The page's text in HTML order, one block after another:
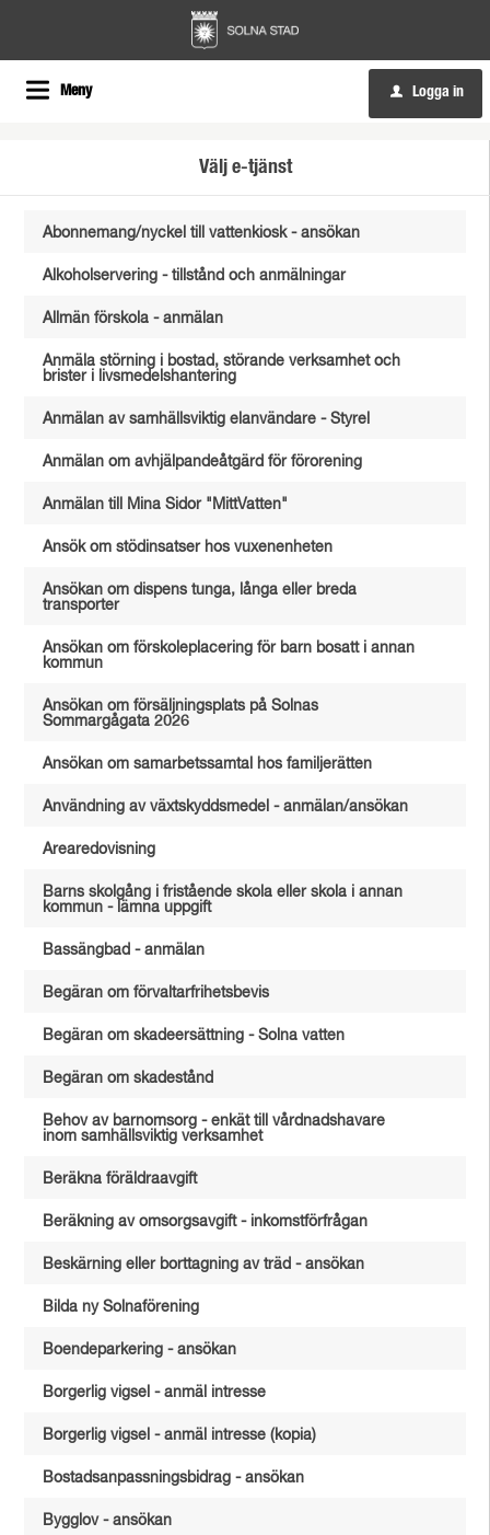
Meny u Logga in
Välj e-tjänst
Abonnemang/nyckel till vattenkiosk - ansökan
Alkoholservering - tillstånd och anmälningar
Allmän förskola - anmälan
Anmäla störning i bostad, störande verksamhet och
brister i livsmedelshantering
Anmälan av samhällsviktig elanvändare - Styrel
Anmälan om avhjälpandeåtgärd för förorening
Anmälan till Mina Sidor "MittVatten"
Ansök om stödinsatser hos vuxenenheten
Ansökan om dispens tunga, långa eller breda
transporter
Ansökan om förskoleplacering för barn bosatt i annan
kommun
Ansökan om försäljningsplats på Solnas
Sommargågata 2026
Ansökan om samarbetssamtal hos familjerätten
Användning av växtskyddsmedel - anmälan/ansökan
Arearedovisning
Barns skolgång i fristående skola eller skola i annan
kommun - lämna uppgift
Bassängbad - anmälan
Begäran om förvaltarfrihetsbevis
Begäran om skadeersättning - Solna vatten
Begäran om skadestånd
Behov av barnomsorg - enkät till vårdnadshavare
inom samhällsviktig verksamhet
Beräkna föräldraavgift
Beräkning av omsorgsavgift - inkomstförfrågan
Beskärning eller borttagning av träd - ansökan
Bilda ny Solnaförening
Boendeparkering - ansökan
Borgerlig vigsel - anmäl intresse
Borgerlig vigsel - anmäl intresse (kopia)
Bostadsanpassningsbidrag - ansökan
Bygglov - ansökan